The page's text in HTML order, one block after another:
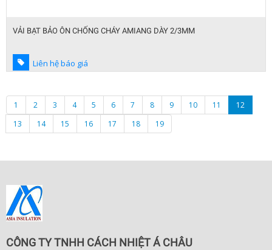
VẢI BẠT BẢO ÔN CHỐNG CHÁY AMIANG DÀY 2/3MM
Liên hệ báo giá
1 2 3 4 5 6 7 8 9 10 11
12
13
14 15 16 17 18 19
CÔNG TY TNHH CÁCH NHIỆT Á CHÂU